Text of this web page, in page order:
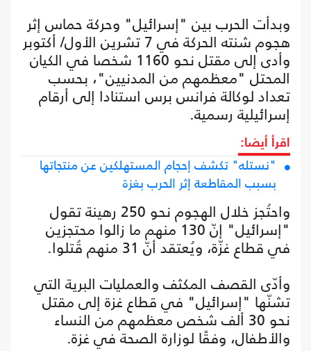
وبدأت الحرب بين "إسرائيل" وحركة حماس إثر
هجوم شنته الحركة في 7 تشرين الأول/ أكتوبر
وأدى إلى مقتل نحو 1160 شخصا في الكيان
المحتل "معظمهم من المدنيين"، بحسب
تعداد لوكالة فرانس برس استنادا إلى أرقام
إسرائيلية رسمية.
اقرأ أيضا:
"نستله" تكشف إحجام المستهلكين عن منتجاتها
بسبب المقاطعة إثر الحرب بغزة
واحتُجز خلال الهجوم نحو 250 رهينة تقول
"إسرائيل" إنّ 130 منهم ما زالوا محتجزين
في قطاع غزّة، ويُعتقد أنّ 31 منهم قُتلوا.
وأدّى القصف المكثف والعمليات البرية التي
تشنّها "إسرائيل" في قطاع غزة إلى مقتل
نحو 30 ألف شخص معظمهم من النساء
والأطفال، وفقًا لوزارة الصحة في غزة.